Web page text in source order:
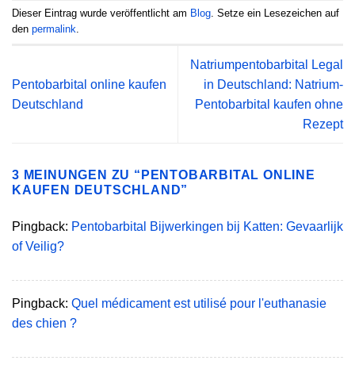
Dieser Eintrag wurde veröffentlicht am Blog . Setze ein Lesezeichen auf
den permalink
Pentobarbital online kaufen
Deutschland
Natriumpentobarbital Legal
in Deutschland: Natrium-
Pentobarbital kaufen ohne
Rezept
3 MEINUNGEN ZU “ PENTOBARBITAL ONLINE
KAUFEN DEUTSCHLAND”
Pingback: Pentobarbital Bijwerkingen bij Katten: Gevaarlijk
of Veilig?
Pingback: Quel médicament est utilisé pour l'euthanasie
des chien ?